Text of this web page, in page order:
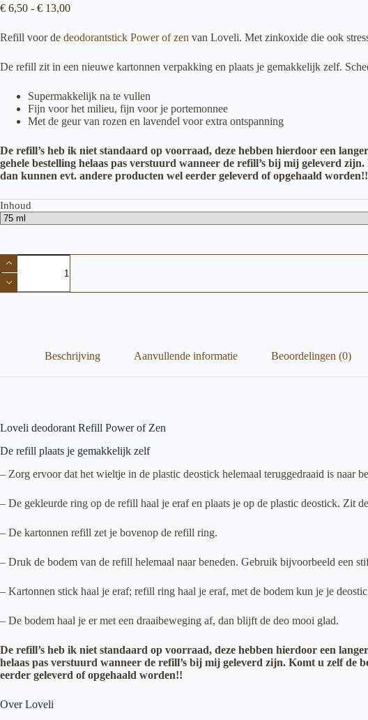
€ 6,50 - € 13,00Prijsklasse:
€ 13,00
Refill voor de deodorantstick Power of zen van Loveli. Met zinkoxide die ook
De refill zit in een nieuwe kartonnen verpakking en plaats je gemakkelijk zelf.
Supermakkelijk na te vullen
Fijn voor het milieu, fijn voor je portemonnee
Met de geur van rozen en lavendel voor extra ontspanning
De refill’s heb ik niet standaard op voorraad, deze hebben hierdoor een
gehele bestelling helaas pas verstuurd wanneer de refill’s bij mij geleverd
dan kunnen evt. andere producten wel eerder geleverd of opgehaald worden!!
Inhoud
Loveli
deodorant
Refill
Power
Beschrijving Aanvullende informatie Beoordelingen (0)
Loveli deodorant Refill Power of Zen
De refill plaats je gemakkelijk zelf
– Zorg ervoor dat het wieltje in de plastic deostick helemaal teruggedraaid is naar
– De gekleurde ring op de refill haal je eraf en plaats je op de plastic deostick. Zit
– De kartonnen refill zet je bovenop de refill ring.
– Druk de bodem van de refill helemaal naar beneden. Gebruik bijvoorbeeld een
– Kartonnen stick haal je eraf; refill ring haal je eraf, met de bodem kun je je
– De bodem haal je er met een draaibeweging af, dan blijft de deo mooi glad.
De refill’s heb ik niet standaard op voorraad, deze hebben hierdoor een
helaas pas verstuurd wanneer de refill’s bij mij geleverd zijn. Komt u zelf de
eerder geleverd of opgehaald worden!!
Over Loveli